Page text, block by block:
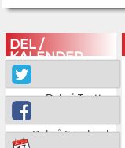
DEL /
KALENDER
Del på Twitter
Del på Facebook